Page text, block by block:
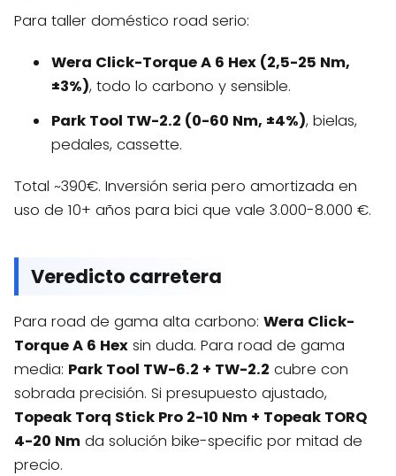
Para taller doméstico road serio:
Wera Click-Torque A 6 Hex (2,5-25 Nm,
±3%), todo lo carbono y sensible.
Park Tool TW-2.2 (0-60 Nm, ±4%), bielas,
pedales, cassette.
Total ~390€. Inversión seria pero amortizada en
uso de 10+ años para bici que vale 3.000-8.000 €.
Veredicto carretera
Para road de gama alta carbono: Wera Click-
Torque A 6 Hex sin duda. Para road de gama
media: Park Tool TW-6.2 + TW-2.2 cubre con
sobrada precisión. Si presupuesto ajustado,
Topeak Torq Stick Pro 2-10 Nm + Topeak TORQ
4-20 Nm da solución bike-specific por mitad de
precio.